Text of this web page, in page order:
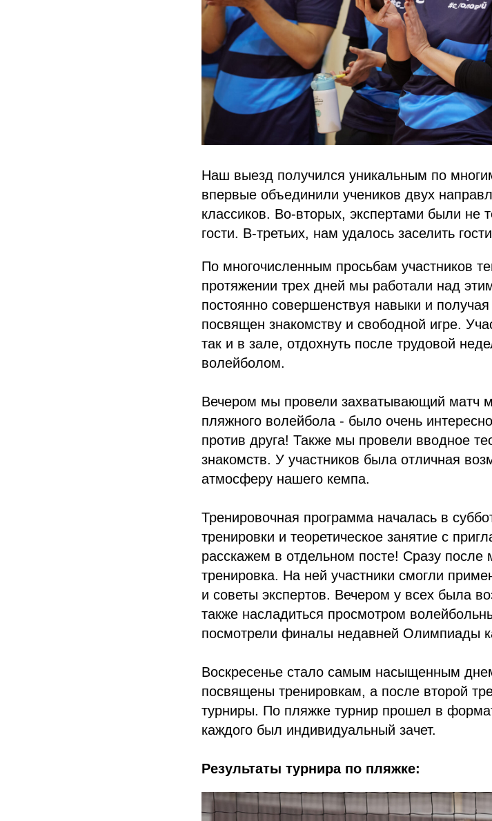
Наш выезд получился уникальным по
впервые объединили учеников двух
классиков. Во-вторых, экспертами были не
гости. В-третьих, нам удалось заселить
По многочисленным просьбам участников
протяжении трех дней мы работали над
постоянно совершенствуя навыки и
посвящен знакомству и свободной игре.
так и в зале, отдохнуть после трудовой
волейболом.
Вечером мы провели захватывающий матч
пляжного волейбола - было очень
против друга! Также мы провели вводное
знакомств. У участников была отличная
атмосферу нашего кемпа.
Тренировочная программа началась в
тренировки и теоретическое занятие с
расскажем в отдельном посте! Сразу после
тренировка. На ней участники смогли
и советы экспертов. Вечером у всех была
также насладиться просмотром
посмотрели финалы недавней Олимпиады
Воскресенье стало самым насыщенным
посвящены тренировкам, а после второй
турниры. По пляжке турнир прошел в
каждого был индивидуальный зачет.
Результаты турнира по пляжке: